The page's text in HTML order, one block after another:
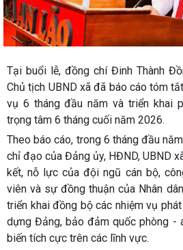
Tại buổi lễ, đồng chí Đinh Thành
Chủ tịch UBND xã đã báo cáo tóm
vụ 6 tháng đầu năm và triển khai
trọng tâm 6 tháng cuối năm 2026.
Theo báo cáo, trong 6 tháng đầu
chỉ đạo của Đảng ủy, HĐND, UBND
kết, nỗ lực của đội ngũ cán bộ,
viên và sự đồng thuận của Nhân
triển khai đồng bộ các nhiệm vụ
dựng Đảng, bảo đảm quốc phòng -
biến tích cực trên các lĩnh vực.